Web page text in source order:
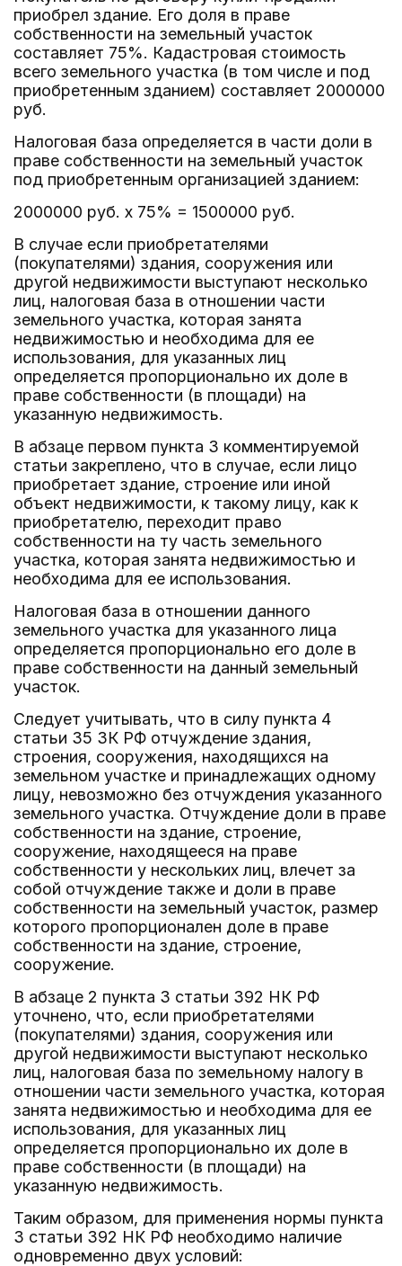
приобрел здание. Его доля в праве
собственности на земельный участок
составляет 75%. Кадастровая стоимость
всего земельного участка (в том числе и под
приобретенным зданием) составляет 2000000
руб.
Налоговая база определяется в части доли в
праве собственности на земельный участок
под приобретенным организацией зданием:
2000000 руб. x 75% = 1500000 руб.
В случае если приобретателями
(покупателями) здания, сооружения или
другой недвижимости выступают несколько
лиц, налоговая база в отношении части
земельного участка, которая занята
недвижимостью и необходима для ее
использования, для указанных лиц
определяется пропорционально их доле в
праве собственности (в площади) на
указанную недвижимость.
В абзаце первом пункта 3 комментируемой
статьи закреплено, что в случае, если лицо
приобретает здание, строение или иной
объект недвижимости, к такому лицу, как к
приобретателю, переходит право
собственности на ту часть земельного
участка, которая занята недвижимостью и
необходима для ее использования.
Налоговая база в отношении данного
земельного участка для указанного лица
определяется пропорционально его доле в
праве собственности на данный земельный
участок.
Следует учитывать, что в силу пункта 4
статьи 35 ЗК РФ отчуждение здания,
строения, сооружения, находящихся на
земельном участке и принадлежащих одному
лицу, невозможно без отчуждения указанного
земельного участка. Отчуждение доли в праве
собственности на здание, строение,
сооружение, находящееся на праве
собственности у нескольких лиц, влечет за
собой отчуждение также и доли в праве
собственности на земельный участок, размер
которого пропорционален доле в праве
собственности на здание, строение,
сооружение.
В абзаце 2 пункта 3 статьи 392 НК РФ
уточнено, что, если приобретателями
(покупателями) здания, сооружения или
другой недвижимости выступают несколько
лиц, налоговая база по земельному налогу в
отношении части земельного участка, которая
занята недвижимостью и необходима для ее
использования, для указанных лиц
определяется пропорционально их доле в
праве собственности (в площади) на
указанную недвижимость.
Таким образом, для применения нормы пункта
3 статьи 392 НК РФ необходимо наличие
одновременно двух условий: